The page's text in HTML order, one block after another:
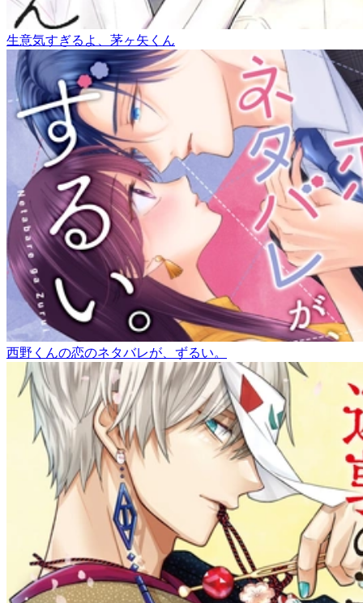
生意気すぎるよ、茅ヶ矢くん
西野くんの恋のネタバレが、ずるい。